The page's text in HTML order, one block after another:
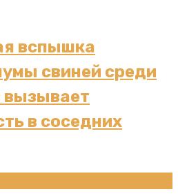
вспышка
свиней среди
вызывает
в соседних